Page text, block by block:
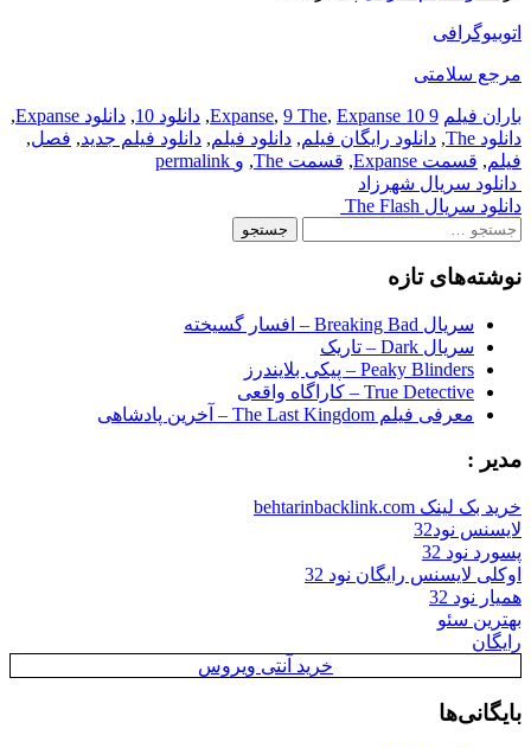
اتوبیوگرافی
مرجع سلامتی
باران فیلم 9 Expanse
, 9 The, Expanse 10
, دانلود 10 , دانلود Expanse
,
دانلود The
, دانلود رایگان فیلم, دانلود فیلم, دانلود فیلم جدید, فصل,
فیلم, قسمت Expanse , قسمت The , و
Post
navigation
دانلود سریال شهرزاد
دانلود سریال The Flash
جستجو
نوشته‌های تازه
سریال Breaking Bad – افسار گسیخته
سریال Dark – تاریک
Peaky Blinders – پیکی بلایندرز
True Detective – کاراگاه واقعی
معرفی فیلم The Last Kingdom – آخرین پادشاهی
مدیر :
خرید بک لینک behtarinbacklink.com
لایسنس نود32
پسورد نود 32
اوکلی لایسنس رایگان نود 32
همیار نود 32
بهترین سئو
رایگان
خرید آنتی ویروس
بایگانی‌ها